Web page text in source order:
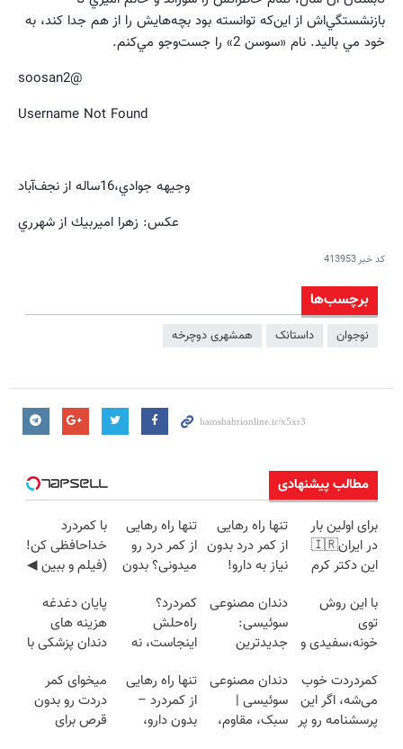
بازنشستگي‌اش از اين‌که توانسته بود بچه‌هايش را از هم جدا کند، به
خود مي باليد. نام «سوسن 2» را جست‌وجو مي‌کنم.
@soosan2
Username Not Found
وجيهه جوادي،16ساله از نجف‌آباد
عكس: زهرا اميربيك از شهرري
کد خبر413953
برچسب‌ها
نوجوان داستانک همشهری دوچرخه
مطالب پیشنهادی
برای اولین بار
در ایران🇮🇷
این دکتر کرم
روزه ساخت!
تنها راه رهایی
از کمر درد بدون
نیاز به دارو!
تنها راه رهایی
از کمر درد رو
میدونی؟ بدون
(◂پرسش‌نامه)
با کمردرد
خداحافظی کن!
(فیلم و ببین ◀
پرکن)
با این روش
توی
خونه،سفیدی و
برگردون
(40%off)
دندان مصنوعی
سوئیسی:
جدیدترین
سبک و مقاوم |
پرداخت قسطی
کمردرد؟
راه‌حلش
اینجاست، نه
پایان دغدغه
هزینه های
دندان پزشکی با
کننده خانگی
کمردردت خوب
می‌شه، اگر این
پرسشنامه رو پر
دندان مصنوعی
سوئیسی |
سبک، مقاوم،
تنها راه رهایی
از کمردرد –
بدون دارو،
میخوای کمر
دردت رو بدون
قرص برای